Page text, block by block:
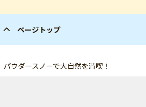
ページトップ
ウダースノーで大自然を満喫！